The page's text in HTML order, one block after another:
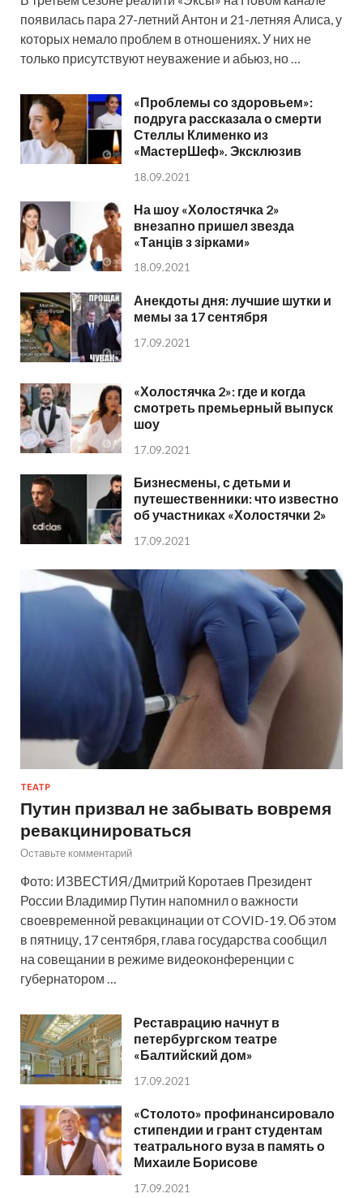
появилась пара 27-летний Антон и 21-летняя Алиса, у
которых немало проблем в отношениях. У них не
только присутствуют неуважение и абьюз, но …
«Проблемы со здоровьем»:
подруга рассказала о смерти
Стеллы Клименко из
«МастерШеф». Эксклюзив
18.09.2021
На шоу «Холостячка 2»
внезапно пришел звезда
«Танців з зірками»
18.09.2021
Анекдоты дня: лучшие шутки и
мемы за 17 сентября
17.09.2021
«Холостячка 2»: где и когда
смотреть премьерный выпуск
шоу
17.09.2021
Бизнесмены, с детьми и
путешественники: что известно
об участниках «Холостячки 2»
17.09.2021
ТЕАТР
Путин призвал не забывать вовремя
ревакцинироваться
Оставьте комментарий
Фото: ИЗВЕСТИЯ/Дмитрий Коротаев Президент
России Владимир Путин напомнил о важности
своевременной ревакцинации от COVID-19. Об этом
в пятницу, 17 сентября, глава государства сообщил
на совещании в режиме видеоконференции с
губернатором …
Реставрацию начнут в
петербургском театре
«Балтийский дом»
17.09.2021
«Столото» профинансировало
стипендии и грант студентам
театрального вуза в память о
Михаиле Борисове
17.09.2021